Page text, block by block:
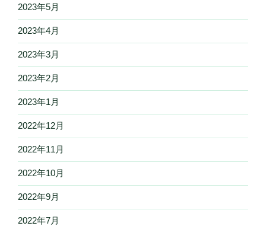
2023年5月
2023年4月
2023年3月
2023年2月
2023年1月
2022年12月
2022年11月
2022年10月
2022年9月
2022年7月